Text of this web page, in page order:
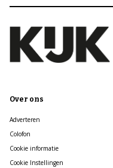
Over ons
Adverteren
Colofon
Cookie informatie
Cookie Instellingen